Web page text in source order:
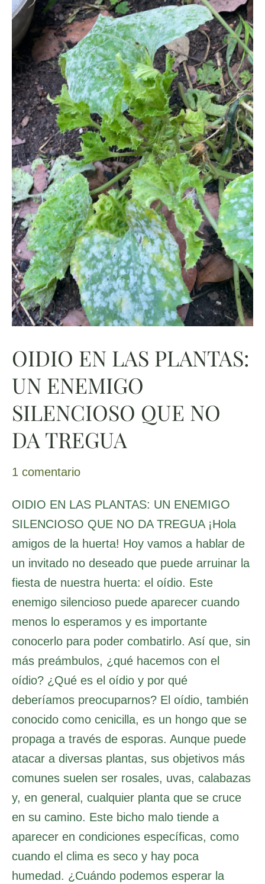
OIDIO EN LAS PLANTAS:
UN ENEMIGO
SILENCIOSO QUE NO
DA TREGUA
1 comentario
OIDIO EN LAS PLANTAS: UN ENEMIGO
SILENCIOSO QUE NO DA TREGUA ¡Hola
amigos de la huerta! Hoy vamos a hablar de
un invitado no deseado que puede arruinar la
fiesta de nuestra huerta: el oídio. Este
enemigo silencioso puede aparecer cuando
menos lo esperamos y es importante
conocerlo para poder combatirlo. Así que, sin
más preámbulos, ¿qué hacemos con el
oídio? ¿Qué es el oídio y por qué
deberíamos preocuparnos? El oídio, también
conocido como cenicilla, es un hongo que se
propaga a través de esporas. Aunque puede
atacar a diversas plantas, sus objetivos más
comunes suelen ser rosales, uvas, calabazas
y, en general, cualquier planta que se cruce
en su camino. Este bicho malo tiende a
aparecer en condiciones específicas, como
cuando el clima es seco y hay poca
humedad. ¿Cuándo podemos esperar la
EN
LAS
PLANTAS:
UN
ENEMIGO
SILENCIOSO
QUE
NO
DA
TREGUA